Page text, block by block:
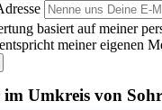
basiert auf meiner
meiner eigenen
im Umkreis von